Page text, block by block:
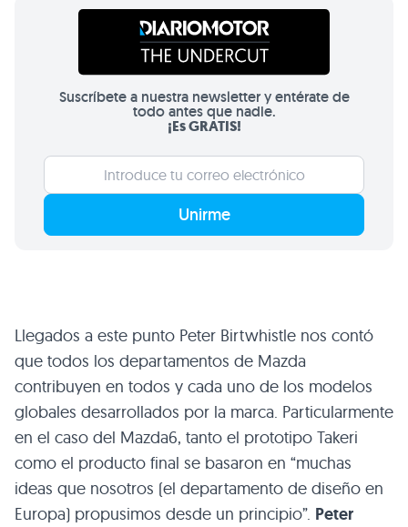
Suscríbete a nuestra newsletter y entérate de
todo antes que nadie.
¡Es GRATIS!
Unirme
Llegados a este punto Peter Birtwhistle nos contó
que todos los departamentos de Mazda
contribuyen en todos y cada uno de los modelos
globales desarrollados por la marca. Particularmente
en el caso del Mazda6, tanto el prototipo Takeri
como el producto final se basaron en “muchas
ideas que nosotros (el departamento de diseño en
Europa) propusimos desde un principio”. Peter